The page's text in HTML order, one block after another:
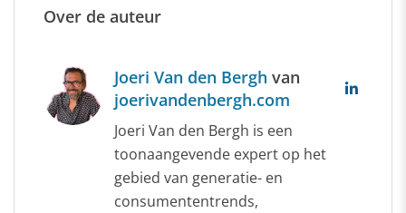
Over de auteur
Joeri Van den Bergh van
joerivandenbergh.com
Joeri Van den Bergh is een
toonaangevende expert op het
gebied van generatie- en
consumententrends,